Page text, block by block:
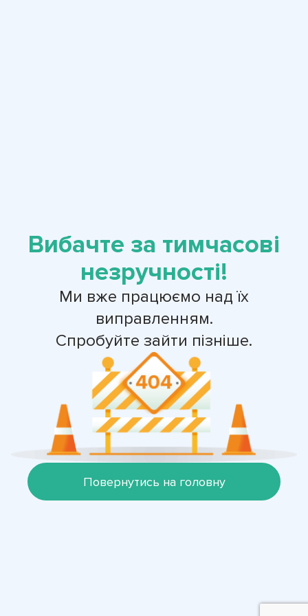
Вибачте за тимчасові
незручності!
Ми вже працюємо над їх
виправленням.
Спробуйте зайти пізніше.
Повернутись на головну